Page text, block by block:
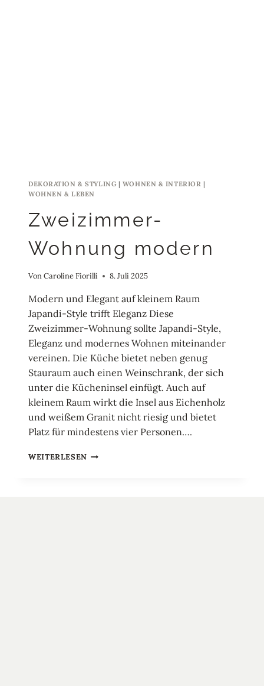
DEKORATION & STYLING| WOHNEN & INTERIOR |
WOHNEN & LEBEN
Zweizimmer-
Wohnung modern
VonCaroline Fiorilli 8. Juli 2025
Modern und Elegant auf kleinem Raum
Japandi-Style trifft Eleganz Diese
Zweizimmer-Wohnung sollte Japandi-Style,
Eleganz und modernes Wohnen miteinander
vereinen. Die Küche bietet neben genug
Stauraum auch einen Weinschrank, der sich
unter die Kücheninsel einfügt. Auch auf
kleinem Raum wirkt die Insel aus Eichenholz
und weißem Granit nicht riesig und bietet
Platz für mindestens vier Personen….
WEITERLESEN ZWEIZIMMER-